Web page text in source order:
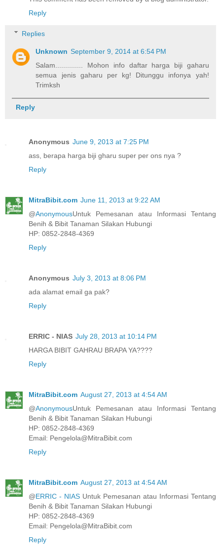
Reply
Replies
Unknown September 9, 2014 at 6:54 PM
Salam.............. Mohon info daftar harga biji gaharu
semua jenis gaharu per kg! Ditunggu infonya yah!
Trimksh
Reply
Anonymous June 9, 2013 at 7:25 PM
ass, berapa harga biji gharu super per ons nya ?
Reply
MitraBibit.com June 11, 2013 at 9:22 AM
@AnonymousUntuk Pemesanan atau Informasi Tentang
Benih & Bibit Tanaman Silakan Hubungi
HP: 0852-2848-4369
Reply
Anonymous July 3, 2013 at 8:06 PM
ada alamat email ga pak?
Reply
ERRIC - NIAS July 28, 2013 at 10:14 PM
HARGA BIBIT GAHRAU BRAPA YA????
Reply
MitraBibit.com August 27, 2013 at 4:54 AM
@AnonymousUntuk Pemesanan atau Informasi Tentang
Benih & Bibit Tanaman Silakan Hubungi
HP: 0852-2848-4369
Email: Pengelola@MitraBibit.com
Reply
MitraBibit.com August 27, 2013 at 4:54 AM
@ERRIC - NIAS Untuk Pemesanan atau Informasi Tentang
Benih & Bibit Tanaman Silakan Hubungi
HP: 0852-2848-4369
Email: Pengelola@MitraBibit.com
Reply